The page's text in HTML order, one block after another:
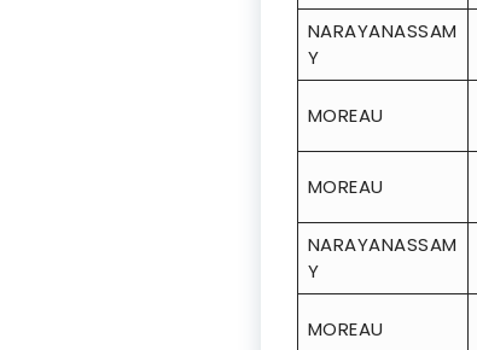
NARAYANASSAM
Y
MOREAU
MOREAU
NARAYANASSAM
Y
MOREAU